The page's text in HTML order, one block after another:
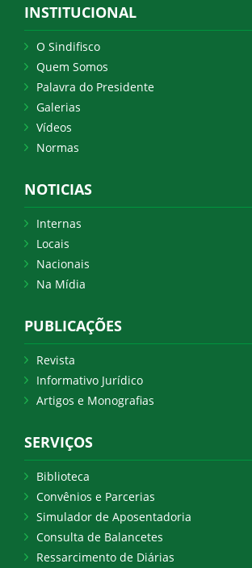
INSTITUCIONAL
O Sindifisco
Quem Somos
Palavra do Presidente
Galerias
Vídeos
Normas
NOTICIAS
Internas
Locais
Nacionais
Na Mídia
PUBLICAÇÕES
Revista
Informativo Jurídico
Artigos e Monografias
SERVIÇOS
Biblioteca
Convênios e Parcerias
Simulador de Aposentadoria
Consulta de Balancetes
Ressarcimento de Diárias